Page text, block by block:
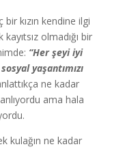
bir kızın kendine ilgi
olmadığı bir
“Her şeyi iyi
yaşantımızı
ne kadar
ama hala
kulağın ne kadar